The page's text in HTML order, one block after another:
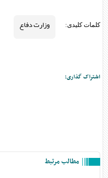
کلمات کلیدی: وزارت دفاع
اشتراک گذاری:
مطالب مرتبط